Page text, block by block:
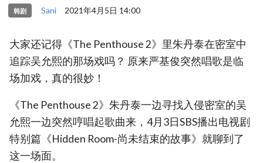
韩剧 Sani 2021年4月5日 14:00
大家还记得《The Penthouse 2》里朱丹泰在密室中
追踪吴允熙的那场戏吗？ 原来严基俊突然唱歌是临
场加戏，真的很妙！
《The Penthouse 2》朱丹泰一边寻找入侵密室的吴
允熙一边突然哼唱起歌曲来，4月3日SBS播出电视剧
特别篇《Hidden Room-尚未结束的故事》就聊到了
这一场面。